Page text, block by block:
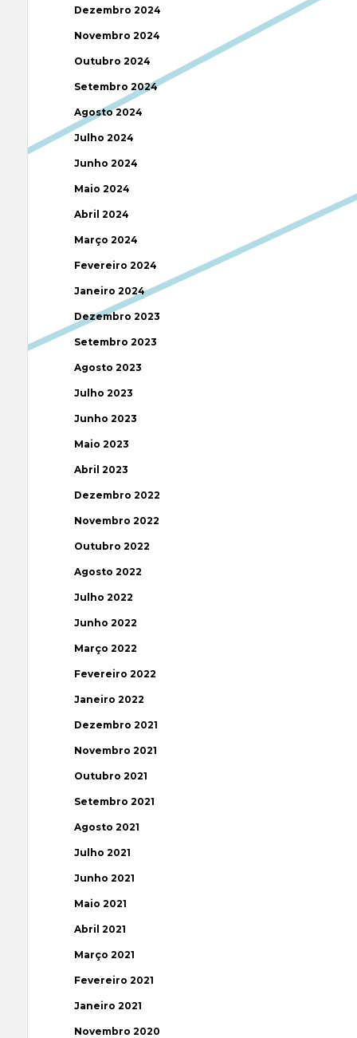
Dezembro 2024
Novembro 2024
Outubro 2024
Setembro 2024
Agosto 2024
Julho 2024
Junho 2024
Maio 2024
Abril 2024
Março 2024
Fevereiro 2024
Janeiro 2024
Dezembro 2023
Setembro 2023
Agosto 2023
Julho 2023
Junho 2023
Maio 2023
Abril 2023
Dezembro 2022
Novembro 2022
Outubro 2022
Agosto 2022
Julho 2022
Junho 2022
Março 2022
Fevereiro 2022
Janeiro 2022
Dezembro 2021
Novembro 2021
Outubro 2021
Setembro 2021
Agosto 2021
Julho 2021
Junho 2021
Maio 2021
Abril 2021
Março 2021
Fevereiro 2021
Janeiro 2021
Novembro 2020